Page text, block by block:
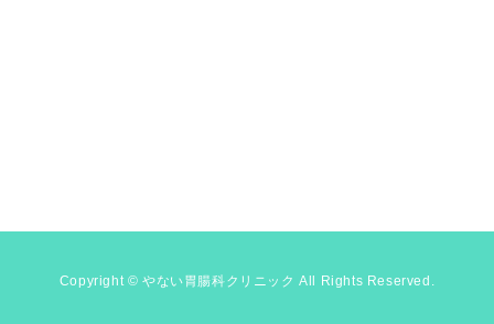
Copyright © やない胃腸科クリニック All Rights Reserved.